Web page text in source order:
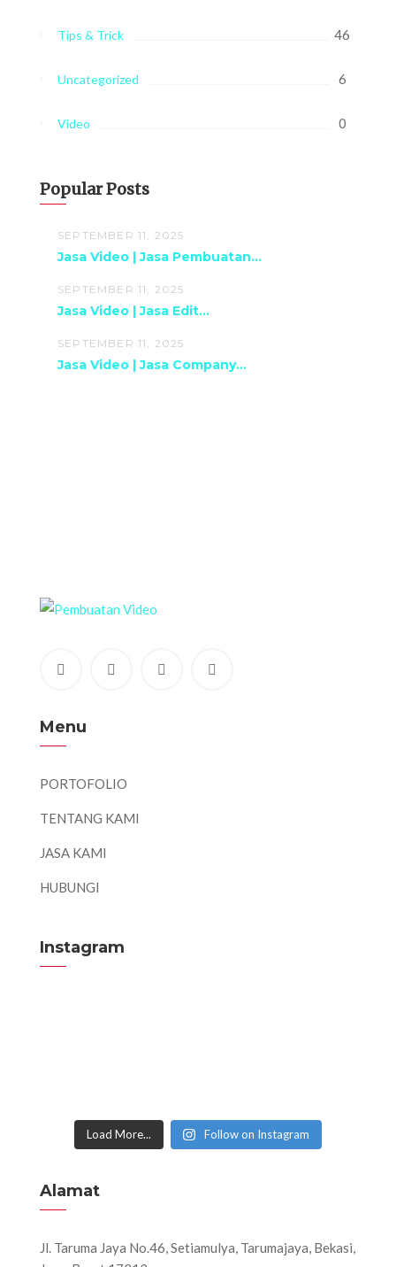
Tips & Trick 46
Uncategorized 6
Video 0
Popular Posts
SEPTEMBER 11, 2025
Jasa Video | Jasa Pembuatan...
SEPTEMBER 11, 2025
Jasa Video | Jasa Edit...
SEPTEMBER 11, 2025
Jasa Video | Jasa Company...
Menu
PORTOFOLIO
TENTANG KAMI
JASA KAMI
HUBUNGI
Instagram
Load More... Follow on Instagram
Alamat
Jl. Taruma Jaya No.46, Setiamulya, Tarumajaya, Bekasi,